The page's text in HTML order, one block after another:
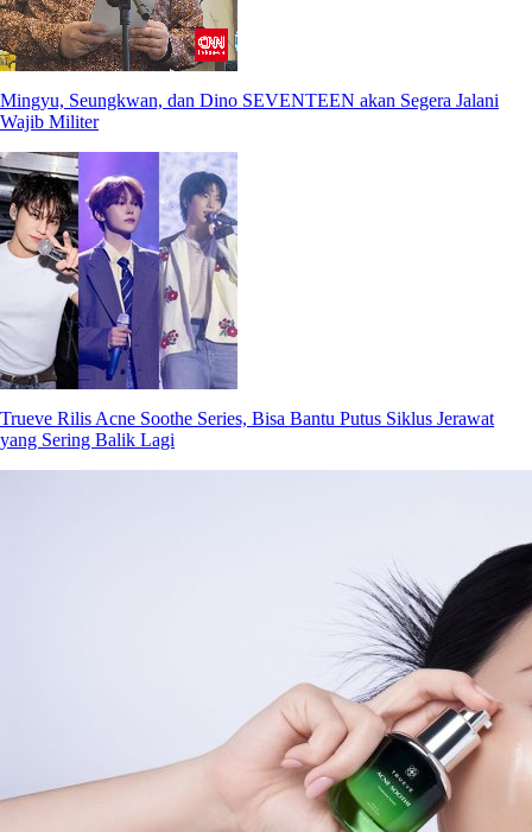
Mingyu, Seungkwan, dan Dino SEVENTEEN akan Segera Jalani
Wajib Militer
Trueve Rilis Acne Soothe Series, Bisa Bantu Putus Siklus Jerawat
yang Sering Balik Lagi